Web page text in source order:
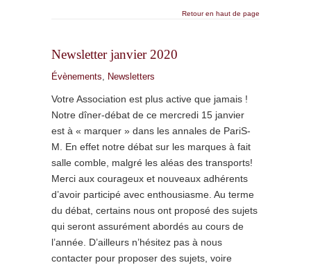
Retour en haut de page
Newsletter janvier 2020
Évènements, Newsletters
Votre Association est plus active que jamais !
Notre dîner-débat de ce mercredi 15 janvier
est à « marquer » dans les annales de PariS-
M. En effet notre débat sur les marques à fait
salle comble, malgré les aléas des transports!
Merci aux courageux et nouveaux adhérents
d’avoir participé avec enthousiasme. Au terme
du débat, certains nous ont proposé des sujets
qui seront assurément abordés au cours de
l’année. D’ailleurs n’hésitez pas à nous
contacter pour proposer des sujets, voire